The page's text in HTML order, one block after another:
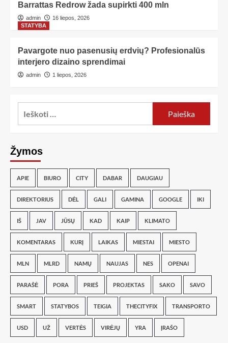
Barrattas Redrow žada supirkti 400 mln
admin
16 liepos, 2026
STATYBA
Pavargote nuo pasenusių erdvių? Profesionalūs
interjero dizaino sprendimai
admin 1 liepos, 2026
Žymos
APIE BIURO CITY DABAR DAUGIAU
DIREKTORIUS DĖL GALI GAMINA GOOGLE IKI
IŠ JAV JŪSŲ KAD KAIP KLIMATO
KOMENTARAS KURĮ LAIKAS MIESTAI MIESTO
MLN MLRD NAMŲ NAUJAS NES OPENAI
PARAŠĖ PORA PRIEŠ PROJEKTAS SAKO SAVO
SMART STATYBOS TEIGIA THECITYFIX TRANSPORTO
USD UŽ VERTĖS VIRĖJŲ YRA ĮRAŠO